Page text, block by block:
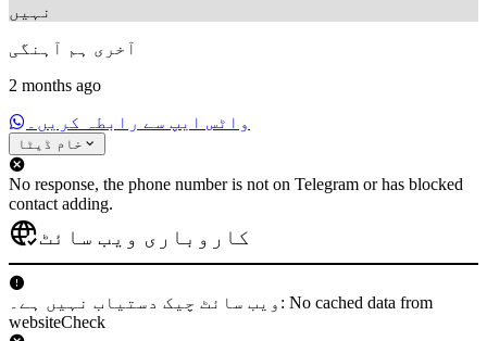
نہیں
آخری ہم آہنگی
2 months ago
واٹس ایپ سے رابطہ کریں۔
خام ڈیٹا
No response, the phone number is not on Telegram or has blocked
contact adding.
کاروباری ویب سائٹ
ویب سائٹ چیک دستیاب نہیں ہے۔: No cached data from
websiteCheck